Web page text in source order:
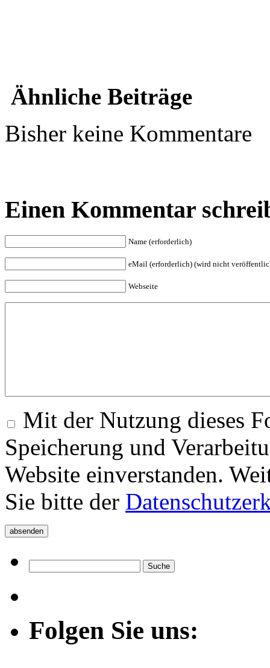
Ähnliche Beiträge
Bisher keine Kommentare
Einen Kommentar
Name (erforderlich)
eMail (erforderlich) (wird nicht
Webseite
Mit der Nutzung dieses
Speicherung und
Website einverstanden.
Sie bitte der
Folgen Sie uns: